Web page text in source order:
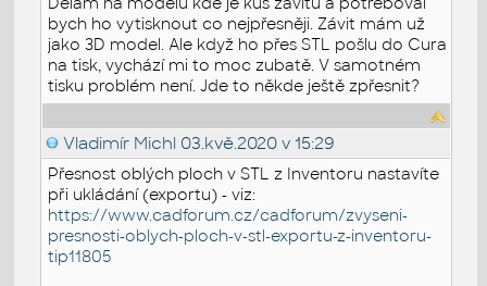
bych ho vytisknout co nejpřesněji. Závit mám už
jako 3D model. Ale když ho přes STL pošlu do Cura
na tisk, vychází mi to moc zubatě. V samotném
tisku problém není. Jde to někde ještě zpřesnit?
Vladimír Michl 03.kvě.2020 v 15:29
Přesnost oblých ploch v STL z Inventoru nastavíte
při ukládání (exportu) - viz:
https://www.cadforum.cz/cadforum/zvyseni-
presnosti-oblych-ploch-v-stl-exportu-z-inventoru-
tip11805